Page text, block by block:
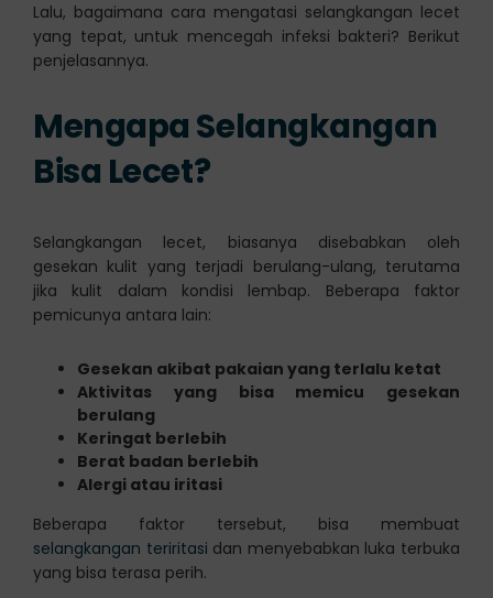
Lalu, bagaimana cara mengatasi selangkangan lecet
yang tepat, untuk mencegah infeksi bakteri? Berikut
penjelasannya.
Mengapa Selangkangan
Bisa Lecet?
Selangkangan lecet, biasanya disebabkan oleh
gesekan kulit yang terjadi berulang-ulang, terutama
jika kulit dalam kondisi lembap. Beberapa faktor
pemicunya antara lain:
Gesekan akibat pakaian yang terlalu ketat
Aktivitas yang bisa memicu gesekan
berulang
Keringat berlebih
Berat badan berlebih
Alergi atau iritasi
Beberapa faktor tersebut, bisa membuat
selangkangan teriritasi dan menyebabkan luka terbuka
yang bisa terasa perih.